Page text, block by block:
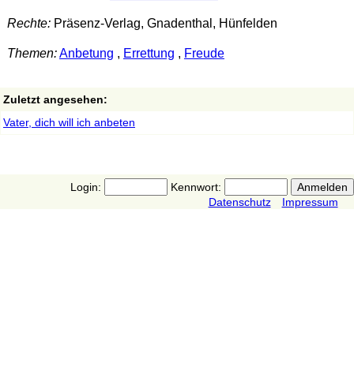
Rechte:Präsenz-Verlag, Gnadenthal, Hünfelden
Themen:Anbetung , Errettung , Freude
Zuletzt angesehen:
Vater, dich will ich anbeten
Login:
Kennwort:
Datenschutz
Impressum